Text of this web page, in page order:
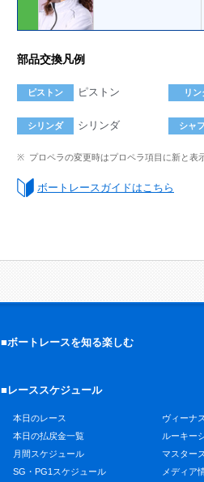
部品交換凡例
ピストン ピストン リン
シリンダ シリンダ シャ
プロペラの変更時はプロペラ項目に新と表
ボートレースガイドはこちら
■ボートレースを知る楽しむ
■レーススケジュール
本日のレース
本日の払戻金一覧
月間スケジュール
SG・PG1スケジュール
ヴィーナ
ルーキー
マスター
メディア